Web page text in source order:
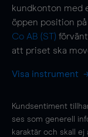
kundkonton med
öppen position på
Co AB (ST)
att priset ska
Visa instrument
Kundsentiment
ses som generell
karaktär och skall